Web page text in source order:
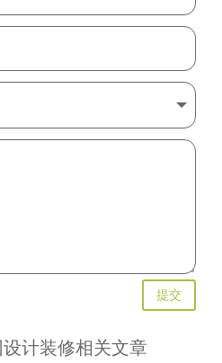
提交
计装修相关文章